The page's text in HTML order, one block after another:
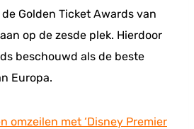
Golden Ticket Awards van
op de zesde plek. Hierdoor
beschouwd als de beste
Europa.
omzeilen met ‘Disney Premier